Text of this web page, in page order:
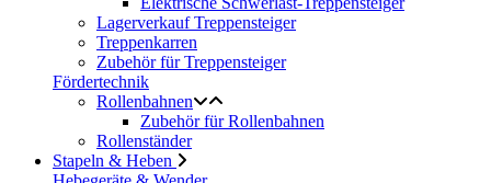
Lagerverkauf Treppensteiger
Treppenkarren
Zubehör für Treppensteiger
Fördertechnik
Rollenbahnen
Zubehör für Rollenbahnen
Rollenständer
Stapeln & Heben